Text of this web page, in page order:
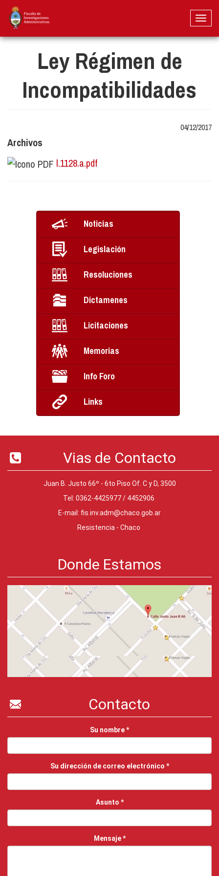
Pasar
contenido
Ley Régimen de
Incompatibilidades
04/12/2017
Archivos
l.1128.a.pdf
Noticias
Legislación
Resoluciones
Dictamenes
Licitaciones
Memorias
Info Foro
Links
Vias de Contacto
Juan B. Justo 66º - 6to Piso Of. C y D, 3500
Tel: 0362-4425977 / 4452906
E-mail: fis.inv.adm@chaco.gob.ar
Resistencia - Chaco
Donde Estamos
Contacto
Su nombre*
Su dirección de correo electrónico *
Asunto *
Mensaje*